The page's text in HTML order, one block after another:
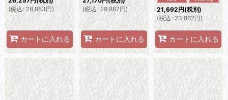
(税込 : 28,883円)
カートに入れる
(税込 : 29,887円)
カートに入れる
21,692円(税別)
(税込: 23,862円)
カートに入れる